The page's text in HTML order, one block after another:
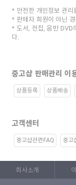
안전한 개인정보 관
판매자 회원이 아닌
도서, 전집, 음반 DVD
다.
중고샵 판매관리 이
상품등록 상품배송
고객센터
중고샵관련FAQ 중고
회사소개